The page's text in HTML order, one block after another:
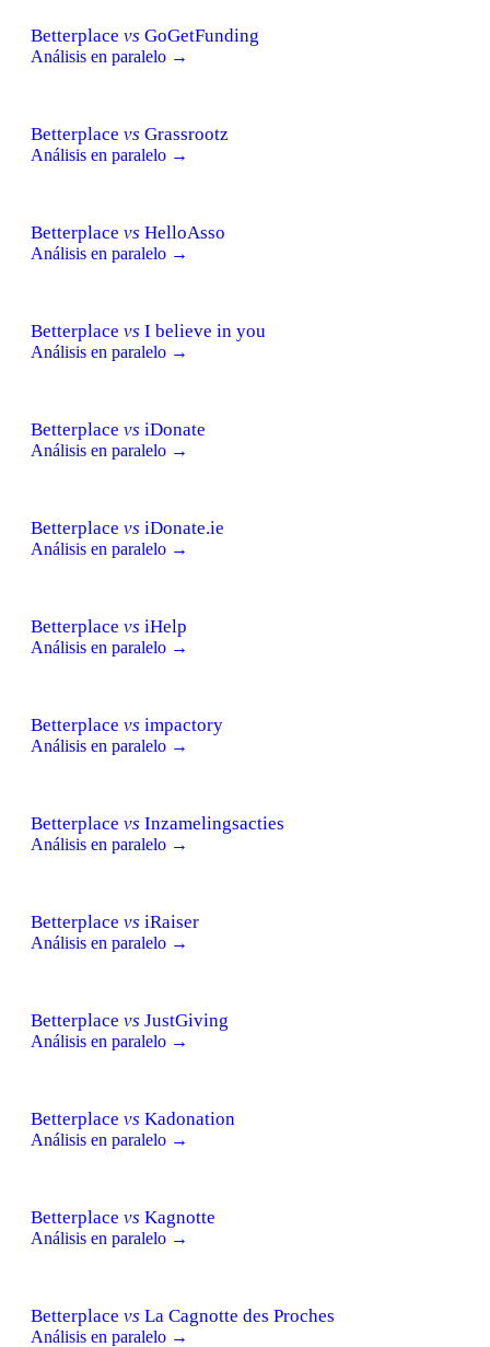
Betterplace vs GoGetFunding
Análisis en paralelo →
Betterplace vs Grassrootz
Análisis en paralelo →
Betterplace vs HelloAsso
Análisis en paralelo →
Betterplace vs I believe in you
Análisis en paralelo →
Betterplace vs iDonate
Análisis en paralelo →
Betterplace vs iDonate.ie
Análisis en paralelo →
Betterplace vs iHelp
Análisis en paralelo →
Betterplace vs impactory
Análisis en paralelo →
Betterplace vs Inzamelingsacties
Análisis en paralelo →
Betterplace vs iRaiser
Análisis en paralelo →
Betterplace vs JustGiving
Análisis en paralelo →
Betterplace vs Kadonation
Análisis en paralelo →
Betterplace vs Kagnotte
Análisis en paralelo →
Betterplace vs La Cagnotte des Proches
Análisis en paralelo →